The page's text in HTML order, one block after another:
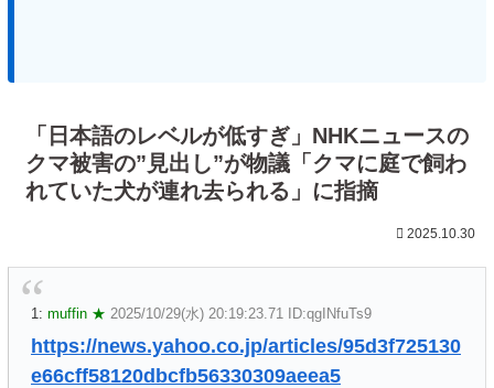
「日本語のレベルが低すぎ」NHKニュースの
クマ被害の”見出し”が物議「クマに庭で飼わ
れていた犬が連れ去られる」に指摘
2025.10.30
1: muffin ★ 2025/10/29(水) 20:19:23.71 ID:qgINfuTs9
https://news.yahoo.co.jp/articles/95d3f725130
e66cff58120dbcfb56330309aeea5